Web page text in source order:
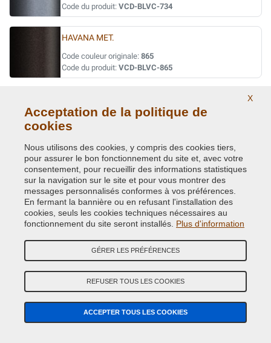
Code du produit: VCD-BLVC-734
HAVANA MET.
Code couleur originale: 865
Code du produit: VCD-BLVC-865
Code couleur originale:1268
Code du produit:
HAWAIAN BLUE MET. JFK
Code couleur originale:1268-JFK
Code du produit:VCD-BLVC-JFK
ICE.BLUE MET (LAND ROVER 1254)
Code couleur originale:621
Code du produit:VCD-BLVC-621
ICE.BLUE MET(L.ROVER) (VEDI BLVC 1254)
Code couleur originale:JEL
Code du produit:VCD-BLVC-JEL
X
Acceptation de la politique de
cookies
Nous utilisons des cookies, y compris des cookies tiers,
pour assurer le bon fonctionnement du site et, avec votre
consentement, pour recueillir des informations statistiques
sur la navigation sur le site et pour vous montrer des
messages personnalisés conformes à vos préférences.
En fermant la bannière ou en refusant l'installation des
cookies, seuls les cookies techniques nécessaires au
fonctionnement du site seront installés. Plus d'information
GÉRER LES PRÉFÉRENCES
REFUSER TOUS LES COOKIES
ACCEPTER TOUS LES COOKIES